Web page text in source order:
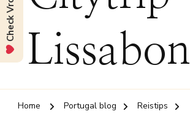
Lissabon
Home Portugal blog
Reistips